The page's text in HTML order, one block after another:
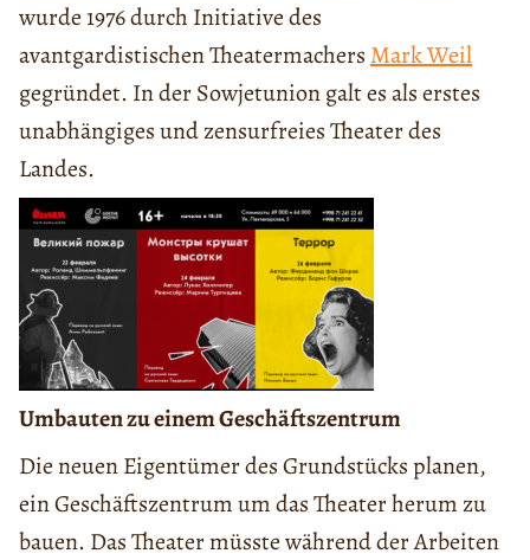
wurde 1976 durch Initiative des
avantgardistischen Theatermachers Mark Weil
gegründet. In der Sowjetunion galt es als erstes
unabhängiges und zensurfreies Theater des
Landes.
Umbauten zu einem Geschäftszentrum
Die neuen Eigentümer des Grundstücks planen,
ein Geschäftszentrum um das Theater herum zu
bauen. Das Theater müsste während der Arbeiten